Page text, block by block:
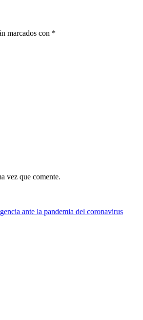
marcados con *
vez que comente.
ante la pandemia del coronavirus